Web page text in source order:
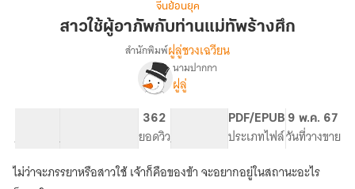
ผู้
อาภัพ
จีนย้อนยุค
สาวใช้ผู้อาภัพกับท่านแม่ทัพร้างศึก
เรื่อง
สาว
ท่าน
แม่ทัพ
สำนักพิมพ์ฝูลู่ชวงเฉวียน
นามปากกา
ฝูลู่
จำนวนคำ จำนวนหน้า (A5)
362
ยอดวิวระดับเนื้อหา
PDF/EPUB
ประเภทไฟล์
9 พ.ค. 67
วันที่วางขาย
ไม่ว่าจะภรรยาหรือสาวใช้ เจ้าก็คือของข้า จะอยากอยู่ในสถานะอะไร